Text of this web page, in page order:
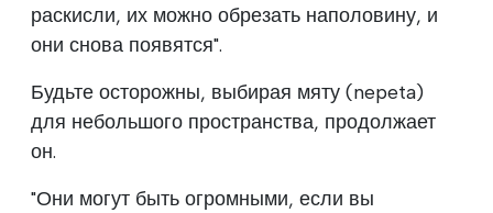
раскисли, их можно обрезать наполовину, и
они снова появятся".
Будьте осторожны, выбирая мяту (nepeta)
для небольшого пространства, продолжает
он.
"Они могут быть огромными, если вы